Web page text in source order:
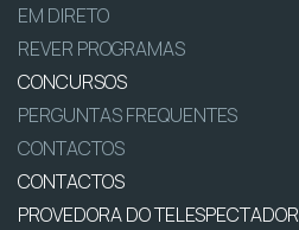
EM DIRETO
REVER PROGRAMAS
CONCURSOS
PERGUNTAS FREQUENTES
CONTACTOS
CONTACTOS
PROVEDORA DO TELESPECTADOR